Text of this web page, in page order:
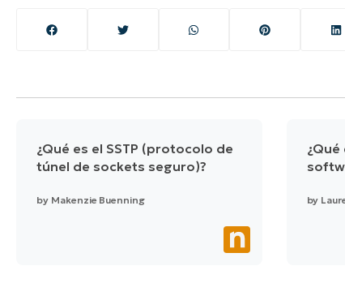
¿Qué es el SSTP (protocolo de
túnel de sockets seguro)?
by Makenzie Buenning by